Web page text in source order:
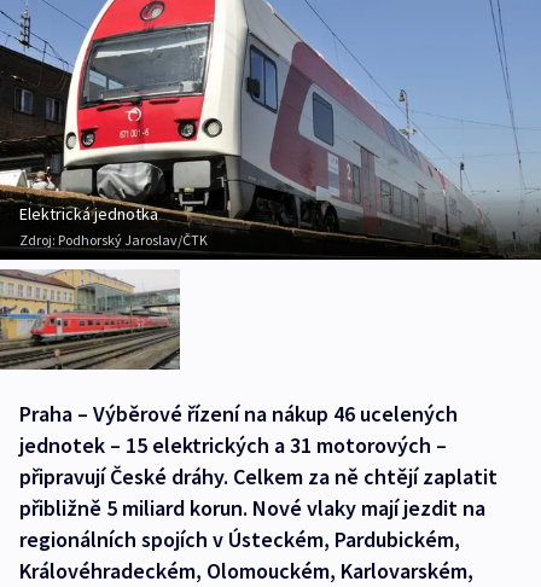
Elektrická jednotka
Zdroj: Podhorský Jaroslav/ČTK
Praha – Výběrové řízení na nákup 46 ucelených
jednotek – 15 elektrických a 31 motorových –
připravují České dráhy. Celkem za ně chtějí zaplatit
přibližně 5 miliard korun. Nové vlaky mají jezdit na
regionálních spojích v Ústeckém, Pardubickém,
Královéhradeckém, Olomouckém, Karlovarském,